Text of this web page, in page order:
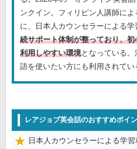
ンクイン。フィリピン人講師に
に、日本人カウンセラーによる学
続サポート体制が整っており、
利用しやすい環境となっている
語を使いたい方にも利用されてい
レアジョブ英会話のおすすめポイ
日本人カウンセラーによる学